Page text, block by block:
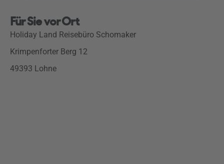
Für Sie vor Ort
Holiday Land Reisebüro Schomaker
Krimpenforter Berg 12
49393 Lohne